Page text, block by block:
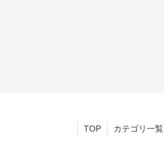
TOP カテゴリ一覧